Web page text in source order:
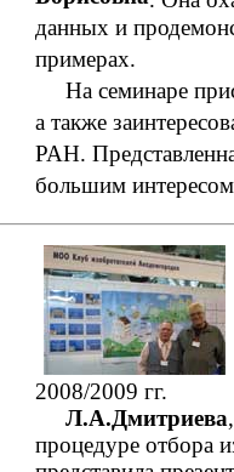
данных и
примерах.
На семинаре
а также
РАН.
большим
2008/2009 гг.
Л.А.Дмитриева
процедуре отбора